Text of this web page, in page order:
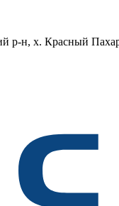
р-н, х. Красный